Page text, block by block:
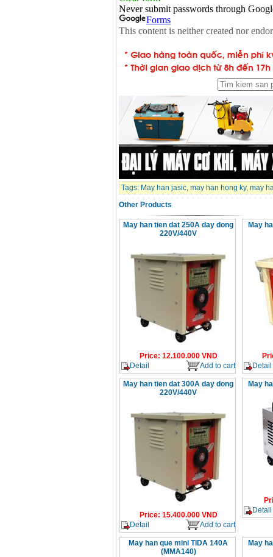
Tags: May han jasic, may han hong ky, may
Other Products
May han tien dat 250A day dong
220V/440V
Price: 12.100.000VND
Detail
Add to cart
May
Detail
May han tien dat 300A day dong
220V/440V
Price: 15.400.000VND
Detail
Add to cart
May
Detail
May han que mini TIDA 140A
(MMA140)
May